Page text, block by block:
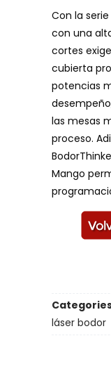
Con la
con una
cortes
cubierta
potencias
las mesas
proceso.
Mango
láser bodor